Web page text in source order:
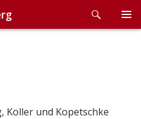
Koller und Kopetschke